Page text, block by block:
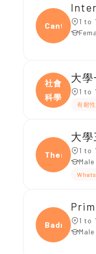
Canto 1 to
社會
科學
大
1 to
有耐性
Ther
大
1 to
Badmi 1 to